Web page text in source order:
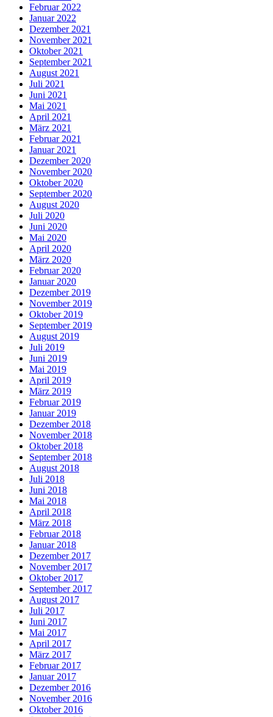
Februar 2022
Januar 2022
Dezember 2021
November 2021
Oktober 2021
September 2021
August 2021
Juli 2021
Juni 2021
Mai 2021
April 2021
März 2021
Februar 2021
Januar 2021
Dezember 2020
November 2020
Oktober 2020
September 2020
August 2020
Juli 2020
Juni 2020
Mai 2020
April 2020
März 2020
Februar 2020
Januar 2020
Dezember 2019
November 2019
Oktober 2019
September 2019
August 2019
Juli 2019
Juni 2019
Mai 2019
April 2019
März 2019
Februar 2019
Januar 2019
Dezember 2018
November 2018
Oktober 2018
September 2018
August 2018
Juli 2018
Juni 2018
Mai 2018
April 2018
März 2018
Februar 2018
Januar 2018
Dezember 2017
November 2017
Oktober 2017
September 2017
August 2017
Juli 2017
Juni 2017
Mai 2017
April 2017
März 2017
Februar 2017
Januar 2017
Dezember 2016
November 2016
Oktober 2016